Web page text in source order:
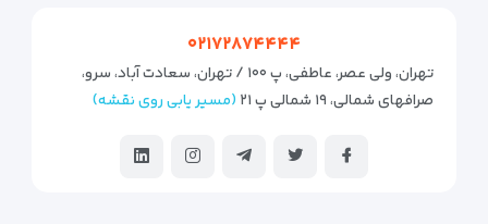
۰۲۱۷۲۸۷۴۴۴۴
تهران، ولی عصر، عاطفی، پ ۱۰۰ / تهران، سعادت آباد، سرو،
صرافهای شمالی، ۱۹ شمالی پ ۲۱
(مسیر یابی روی نقشه)